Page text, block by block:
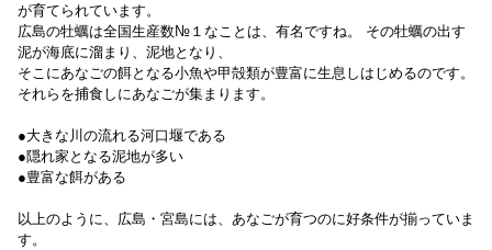
が育てられています。
広島の牡蠣は全国生産数№１なことは、有名ですね。 その牡蠣の出す
泥が海底に溜まり、泥地となり、
そこにあなごの餌となる小魚や甲殻類が豊富に生息しはじめるのです。
それらを捕食しにあなごが集まります。
●大きな川の流れる河口堰である
●隠れ家となる泥地が多い
●豊富な餌がある
以上のように、広島・宮島には、あなごが育つのに好条件が揃っていま
す。